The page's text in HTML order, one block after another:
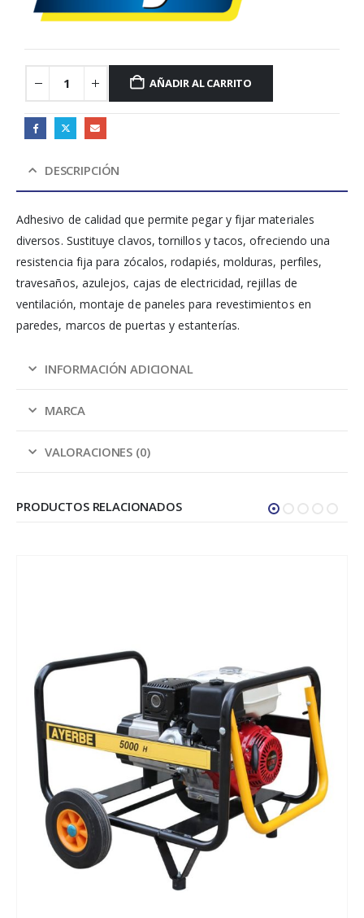
AÑADIR AL CARRITO
DESCRIPCIÓN
Adhesivo de calidad que permite pegar y fijar materiales
diversos. Sustituye clavos, tornillos y tacos, ofreciendo una
resistencia fija para zócalos, rodapiés, molduras, perfiles,
travesaños, azulejos, cajas de electricidad, rejillas de
ventilación, montaje de paneles para revestimientos en
paredes, marcos de puertas y estanterías.
INFORMACIÓN ADICIONAL
MARCA
VALORACIONES (0)
PRODUCTOS RELACIONADOS